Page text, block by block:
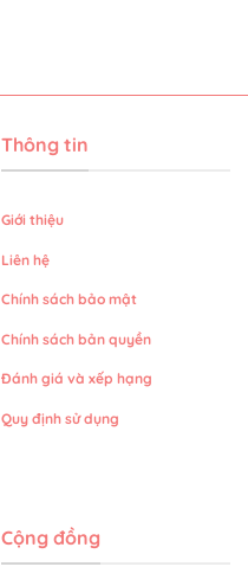
Thông tin
Giới thiệu
Liên hệ
Chính sách bảo mật
Chính sách bản quyền
Đánh giá và xếp hạng
Quy định sử dụng
Cộng đồng